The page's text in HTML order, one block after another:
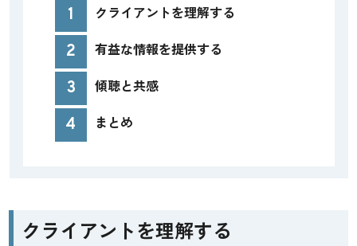
1 クライアントを理解する
2 有益な情報を提供する
3 傾聴と共感
4 まとめ
クライアントを理解する